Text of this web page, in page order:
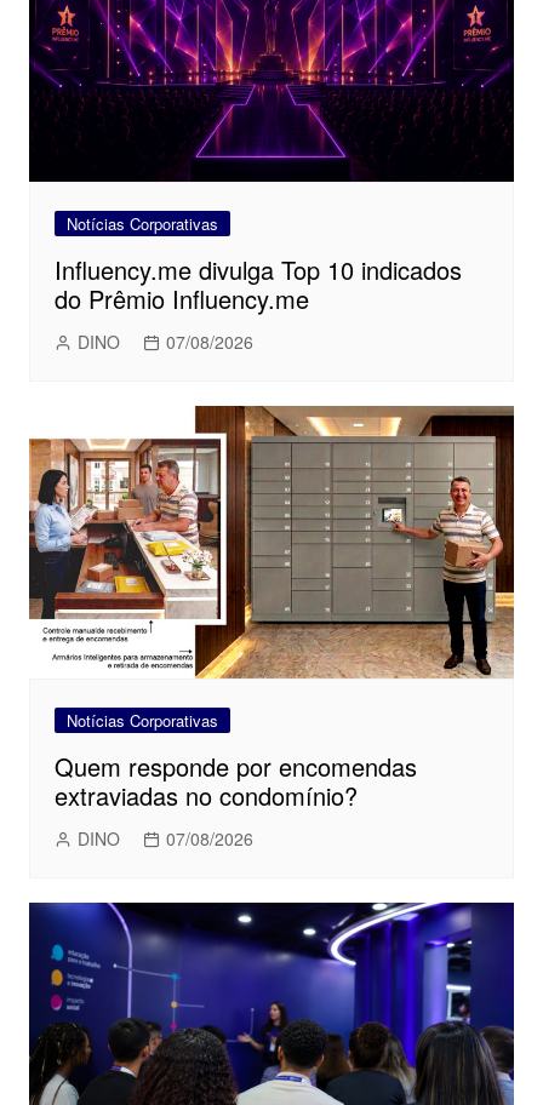
Notícias Corporativas
Influency.me divulga Top 10 indicados
do Prêmio Influency.me
DINO 07/08/2026
Notícias Corporativas
Quem responde por encomendas
extraviadas no condomínio?
DINO 07/08/2026